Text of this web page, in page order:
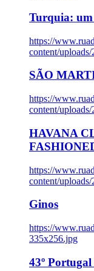
Turquia: um
https://
content/
SÃO
https://
content/
HAVANA
https://
content/
Ginos
https://
335x256.jpg
43º